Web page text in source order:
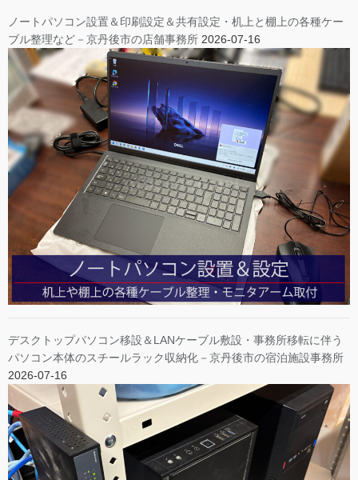
ノートパソコン設置＆印刷設定＆共有設定・机上と棚上の各種ケー
ブル整理など－京丹後市の店舗事務所 2026-07-16
デスクトップパソコン移設＆LANケーブル敷設・事務所移転に伴う
パソコン本体のスチールラック収納化－京丹後市の宿泊施設事務所
2026-07-16